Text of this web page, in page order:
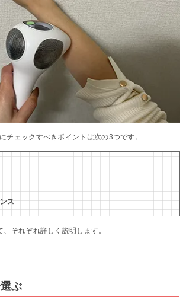
チェックすべきポイントは次の3つです。
ス
それぞれ詳しく説明します。
ぶ